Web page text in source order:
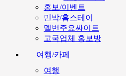
홍보/이벤트
민박/홈스테이
멜번주요싸이트
고국업체 홍보방
여행/카페
여행